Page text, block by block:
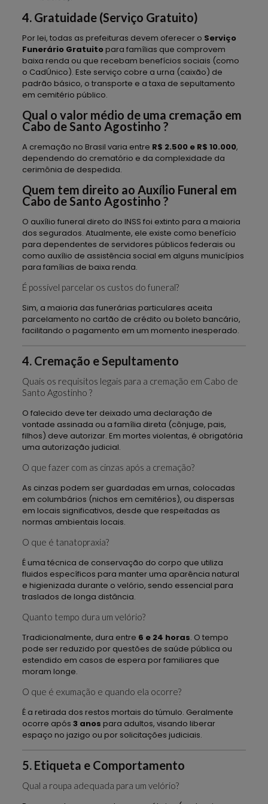
4. Gratuidade (Serviço Gratuito)
Por lei, todas as prefeituras devem oferecer o Serviço
Funerário Gratuitopara famílias que comprovem
baixa renda ou que recebam benefícios sociais (como
o CadÚnico). Este serviço cobre a urna (caixão) de
padrão básico, o transporte e a taxa de sepultamento
em cemitério público.
Qual o valor médio de uma cremação em
Cabo de Santo Agostinho ?
A cremação no Brasil varia entre R$ 2.500 e R$ 10.000,
dependendo do crematório e da complexidade da
cerimônia de despedida.
Quem tem direito ao Auxílio Funeral em
Cabo de Santo Agostinho ?
O auxílio funeral direto do INSS foi extinto para a maioria
dos segurados. Atualmente, ele existe como benefício
para dependentes de servidores públicos federais ou
como auxílio de assistência social em alguns municípios
para famílias de baixa renda.
É possível parcelar os custos do funeral?
Sim, a maioria das funerárias particulares aceita
parcelamento no cartão de crédito ou boleto bancário,
facilitando o pagamento em um momento inesperado.
4. Cremação e Sepultamento
Quais os requisitos legais para a cremação em Cabo de
Santo Agostinho ?
O falecido deve ter deixado uma declaração de
vontade assinada ou a família direta (cônjuge, pais,
filhos) deve autorizar. Em mortes violentas, é obrigatória
uma autorização judicial.
O que fazer com as cinzas após a cremação?
As cinzas podem ser guardadas em urnas, colocadas
em columbários (nichos em cemitérios), ou dispersas
em locais significativos, desde que respeitadas as
normas ambientais locais.
O que é tanatopraxia?
É uma técnica de conservação do corpo que utiliza
fluidos específicos para manter uma aparência natural
e higienizada durante o velório, sendo essencial para
traslados de longa distância.
Quanto tempo dura um velório?
Tradicionalmente, dura entre 6 e 24 horas. O tempo
pode ser reduzido por questões de saúde pública ou
estendido em casos de espera por familiares que
moram longe.
O que é exumação e quando ela ocorre?
É a retirada dos restos mortais do túmulo. Geralmente
ocorre após 3 anos para adultos, visando liberar
espaço no jazigo ou por solicitações judiciais.
5. Etiqueta e Comportamento
Qual a roupa adequada para um velório?